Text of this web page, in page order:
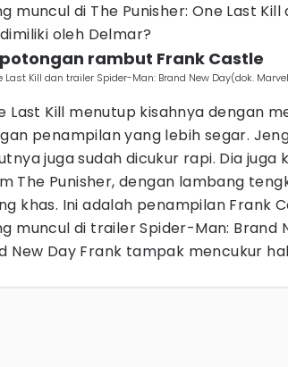
muncul di The Punisher: One Last
oleh Delmar?
rambut Frank Castle
Last Kill dan trailer Spider-Man: Brand New Day(dok.
Last Kill menutup kisahnya dengan
penampilan yang lebih segar.
juga sudah dicukur rapi. Dia juga
The Punisher, dengan lambang
khas. Ini adalah penampilan Frank
muncul di trailer Spider-Man: Brand
New Day Frank tampak mencukur